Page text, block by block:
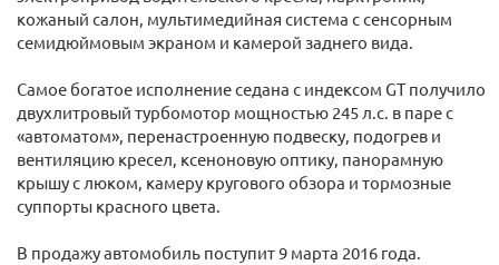
кожаный салон, мультимедийная система с сенсорным
семидюймовым экраном и камерой заднего вида.
Самое богатое исполнение седана с индексом GT получило
двухлитровый турбомотор мощностью 245 л.с. в паре с
«автоматом», перенастроенную подвеску, подогрев и
вентиляцию кресел, ксеноновую оптику, панорамную
крышу с люком, камеру кругового обзора и тормозные
суппорты красного цвета.
В продажу автомобиль поступит 9 марта 2016 года.